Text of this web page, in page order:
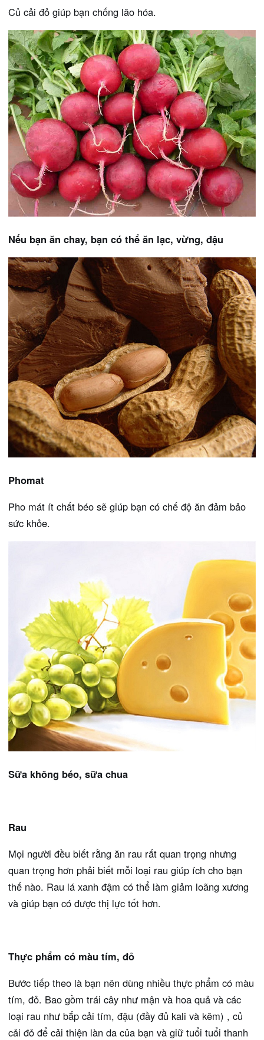
Củ cải đỏ giúp bạn chống lão hóa.
Nếu bạn ăn chay, bạn có thể ăn lạc, vừng, đậu
Phomat
Pho mát ít chất béo sẽ giúp bạn có chế độ ăn đảm bảo
sức khỏe.
Sữa không béo, sữa chua
Rau
Mọi người đều biết rằng ăn rau rất quan trọng nhưng
quan trọng hơn phải biết mỗi loại rau giúp ích cho bạn
thế nào. Rau lá xanh đậm có thể làm giảm loãng xương
và giúp bạn có được thị lực tốt hơn.
Thực phẩm có màu tím, đỏ
Bước tiếp theo là bạn nên dùng nhiều thực phẩm có màu
tím, đỏ. Bao gồm trái cây như mận và hoa quả và các
loại rau như bắp cải tím, đậu (đầy đủ kali và kẽm) , củ
cải đỏ để cải thiện làn da của bạn và giữ tuổi tuổi thanh